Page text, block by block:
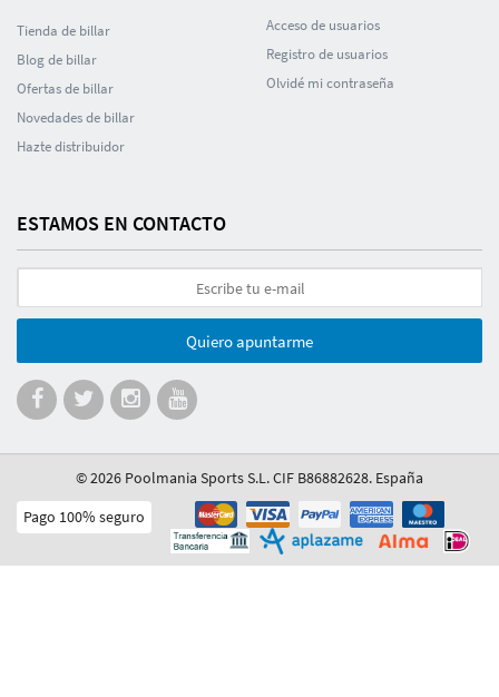
Tienda de billar
Blog de billar
Ofertas de billar
Novedades de billar
Hazte distribuidor
Acceso de usuarios
Registro de usuarios
Olvidé mi contraseña
ESTAMOS EN CONTACTO
Quiero apuntarme
© 2026 Poolmania Sports S.L. CIF B86882628. España
Pago 100% seguro